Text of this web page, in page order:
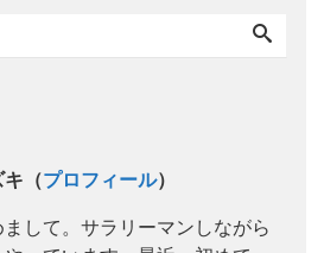
キ（プロフィール）
まして。サラリーマンしながら